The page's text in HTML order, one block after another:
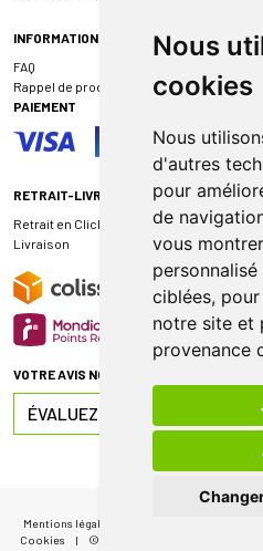
Nous
cookies
Nous
d'autres
pour
de
vous
ciblées,
notre site et
provenance
INFORMATIONS
FAQ
Rappel de produit
PAIEMENT
RETRAIT-LIVRAISON
Retrait en Click & Collect
Livraison
VOTRE AVIS NOUS INTÉRESSE
ÉVALUEZ-NOUS SUR
Mentions légales
Cookies
| © 2026 Pharmacie de Sauternes